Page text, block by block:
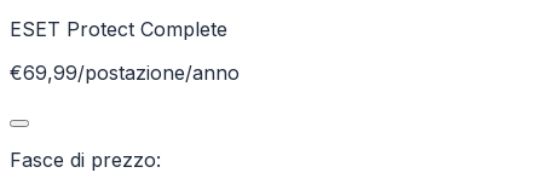
ESET Protect Complete
€69,99/postazione/anno
Fasce di prezzo: